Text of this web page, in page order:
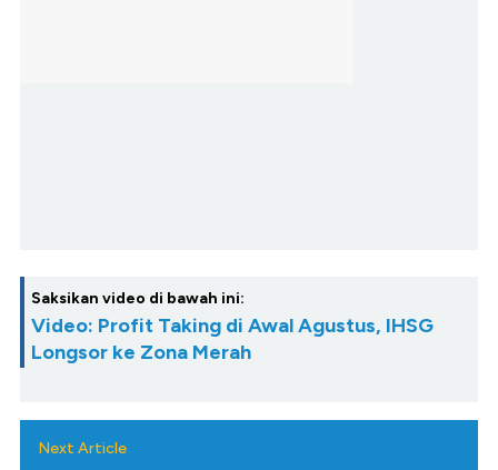
Saksikan video di bawah ini:
Video: Profit Taking di Awal Agustus, IHSG
Longsor ke Zona Merah
Next Article